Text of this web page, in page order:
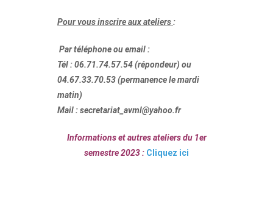
Pour vous inscrire aux ateliers:
Par téléphone ou email :
Tél : 06.71.74.57.54 (répondeur) ou
04.67.33.70.53 (permanence le mardi
matin)
Mail : secretariat_avml@yahoo.fr
Informations et autres ateliers du 1er
semestre 2023 : Cliquez ici